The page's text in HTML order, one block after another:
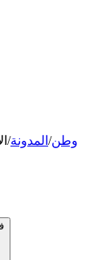
وطن/ المدونة/